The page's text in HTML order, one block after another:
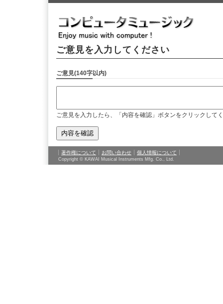
ご意見を入力してください
ご意見(140字以内)
ご意見を入力したら、「内容を確認」ボタンをクリックして
著作権について お問い合わせ 個人情報について
Copyright © KAWAI Musical Instruments Mfg. Co., Ltd.